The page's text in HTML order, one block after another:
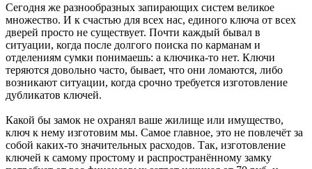
Сегодня же разнообразных запирающих систем великое
множество. И к счастью для всех нас, единого ключа от всех
дверей просто не существует. Почти каждый бывал в
ситуации, когда после долгого поиска по карманам и
отделениям сумки понимаешь: а ключика-то нет. Ключи
теряются довольно часто, бывает, что они ломаются, либо
возникают ситуации, когда срочно требуется изготовление
дубликатов ключей.
Какой бы замок не охранял ваше жилище или имущество,
ключ к нему изготовим мы. Самое главное, это не повлечёт за
собой каких-то значительных расходов. Так, изготовление
ключей к самому простому и распространённому замку